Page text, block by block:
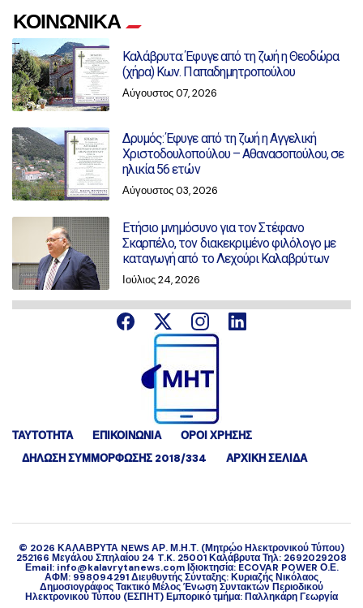
ΚΟΙΝΩΝΙΚΑ
Καλάβρυτα: Έφυγε από τη ζωή η Θεοδώρα
(χήρα) Κων. Παπαδημητροπούλου
Αύγουστος 07, 2026
Δρυμός: Έφυγε από τη ζωή η Αγγελική
Χριστοδουλοπούλου – Αθανασοπούλου, σε
ηλικία 56 ετών
Αύγουστος 03, 2026
Ετήσιο μνημόσυνο για τον Στέφανο
Σκαρπέλο, τον διακεκριμένο φιλόλογο με
καταγωγή από το Λεχούρι Καλαβρύτων
Ιούλιος 24, 2026
ΤΑΥΤΟΤΗΤΑ ΕΠΙΚΟΙΝΩΝΙΑ
ΟΡΟΙ ΧΡΗΣΗΣ
ΔΉΛΩΣΗ ΣΥΜΜΌΡΦΩΣΗΣ 2018/334
ΑΡΧΙΚΗ ΣΕΛΙΔΑ
© 2026 ΚΑΛΑΒΡΥΤΑ NEWS ΑΡ. Μ.Η.Τ. (Μητρώο Ηλεκτρονικού Τύπου)
252166 Μεγάλου Σπηλαίου 24 T.K. 25001 Καλάβρυτα Τηλ: 2692029208
Εmail: info@kalavrytanews.com Ιδιοκτησία: ECOVAR POWER Ο.Ε.
ΑΦΜ: 998094291 Διευθυντής Σύνταξης: Κυριαζής Νικόλαος
Δημοσιογράφος Τακτικό Μέλος Ένωση Συντακτών Περιοδικού
Ηλεκτρονικού Τύπου (ΕΣΠΗΤ) Εμπορικό τμήμα: Παλληκάρη Γεωργία